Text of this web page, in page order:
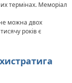
термінах. Меморіал
можна двох
років є